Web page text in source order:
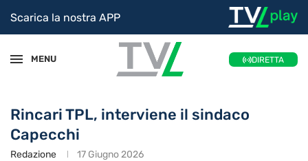
Scarica la nostra APP
MENU DIRETTA
Rincari TPL, interviene il sindaco
Capecchi
Redazione 17 Giugno 2026